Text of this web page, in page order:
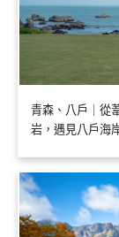
青森、八戶｜從
岩，遇見八戶海